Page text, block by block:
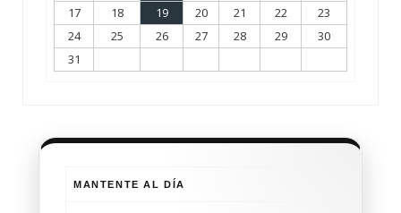
17
18 19 20 21 22
23
24
25 26 27 28 29
30
31
MANTENTE AL DÍA